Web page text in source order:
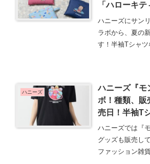
「ハローキ
2026年5月
ッグも♡
ハニーズにサン
ラボから、夏の
す！半袖Tシャツ
ラインナップ！
ハニーズ
ハニーズ『モ
ボ！種類、販
売日！半袖T
ッグ、巾着
発売！店頭、
ハニーズでは『
グッズも販売し
ファッション雑